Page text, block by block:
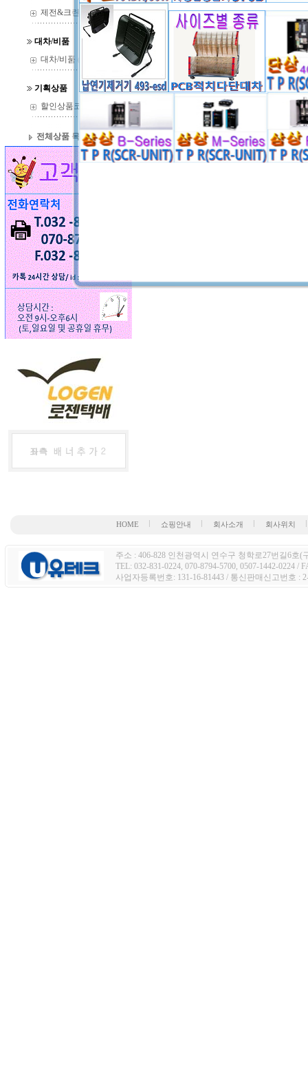
제전&크린용품 (14)
대차/비품
대차/비품
기획상품
할인상품코너
전체상품 목록
HOME 쇼핑안내 회사소개 회사위치
주소 : 406-828 인천광역시 연수구 청학로27번길6호(
TEL: 032-831-0224, 070-8794-5700, 0507-1442-0224
사업자등록번호: 131-16-81443 / 통신판매신고번호 :